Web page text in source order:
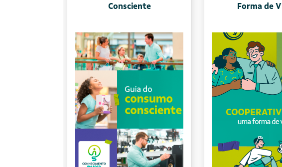
Conceitos de
Família